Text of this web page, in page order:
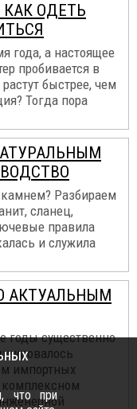
ОДЕТЬ
года, а настоящее
пробивается в
быстрее, чем
Тогда пора
Разбираем
сланец,
правила
и служила
АКТУАЛЬНЫМ
годы существенно
импортных
комплексном
что при